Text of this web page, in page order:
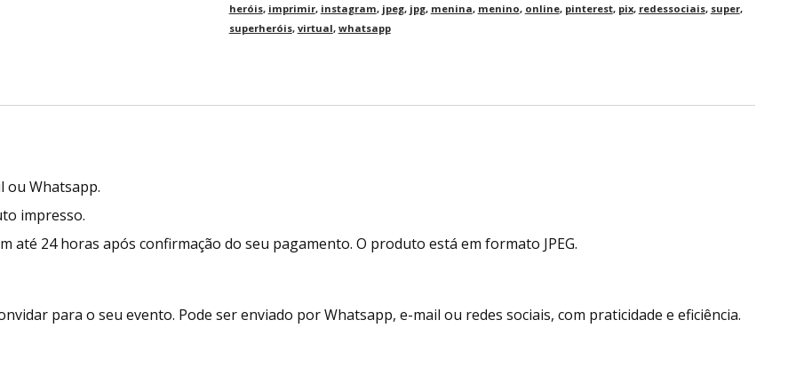
heróis, imprimir, instagram, jpeg, jpg, menina, menino, online, pinterest, pix, redessociais, super,
superheróis, virtual, whatsapp
ou Whatsapp.
impresso.
até 24 horas após confirmação do seu pagamento. O produto está em formato JPEG.
para o seu evento. Pode ser enviado por Whatsapp, e-mail ou redes sociais, com praticidade e eficiência.